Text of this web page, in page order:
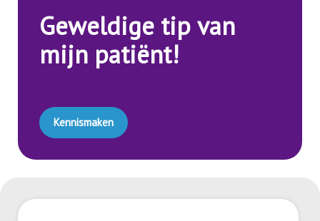
Geweldige tip van
mijn patiënt!
Kennismaken